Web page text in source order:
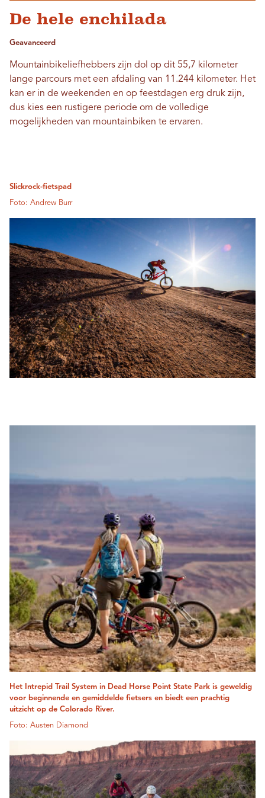
De hele enchilada
Geavanceerd
Mountainbikeliefhebbers zijn dol op dit 55,7 kilometer
lange parcours met een afdaling van 11.244 kilometer. Het
kan er in de weekenden en op feestdagen erg druk zijn,
dus kies een rustigere periode om de volledige
mogelijkheden van mountainbiken te ervaren.
Slickrock-fietspad
Foto: Andrew Burr
Het Intrepid Trail System in Dead Horse Point State Park is geweldig
voor beginnende en gemiddelde fietsers en biedt een prachtig
uitzicht op de Colorado River.
Foto: Austen Diamond